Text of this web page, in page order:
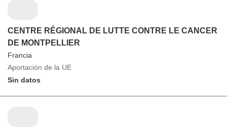
CENTRE RÉGIONAL DE LUTTE CONTRE LE CANCER
DE MONTPELLIER
Francia
Aportación de la UE
Sin datos